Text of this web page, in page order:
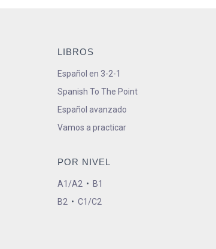
LIBROS
Español en 3-2-1
Spanish To The Point
Español avanzado
Vamos a practicar
POR NIVEL
A1/A2 • B1
B2 • C1/C2